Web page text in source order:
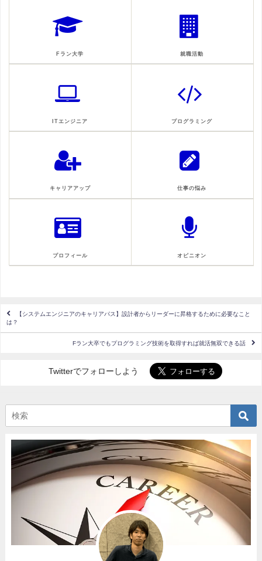
Fラン大学 就職活動
ITエンジニア プログラミング
キャリアアップ 仕事の悩み
プロフィール オピニオン
【システムエンジニアのキャリアパス】設計者からリーダーに昇格するために必要なこと
は？
Fラン大卒でもプログラミング技術を取得すれば就活無双できる話
Twitterでフォローしよう